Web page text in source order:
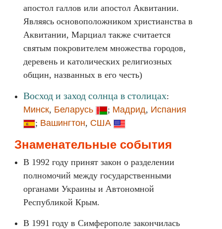
апостол галлов или апостол Аквитании.
Являясь основоположником христианства в
Аквитании, Марциал также считается
святым покровителем множества городов,
деревень и католических религиозных
общин, названных в его честь)
Восход и заход солнца в столицах:
Минск, Беларусь ; Мадрид, Испания
; Вашингтон, США
Знаменательные события
В 1992 году принят закон о разделении
полномочий между государственными
органами Украины и Автономной
Республикой Крым.
В 1991 году в Симферополе закончилась